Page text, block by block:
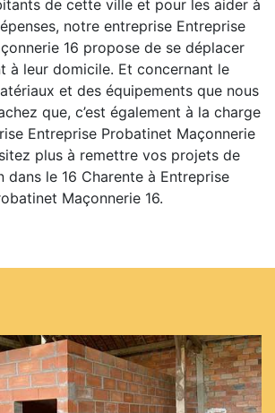
de cette ville et pour les aider à
notre entreprise Entreprise
16 propose de se déplacer
à leur domicile. Et concernant le
et des équipements que nous
que, c’est également à la charge
Entreprise Probatinet Maçonnerie
plus à remettre vos projets de
dans le 16 Charente à Entreprise
Maçonnerie 16.